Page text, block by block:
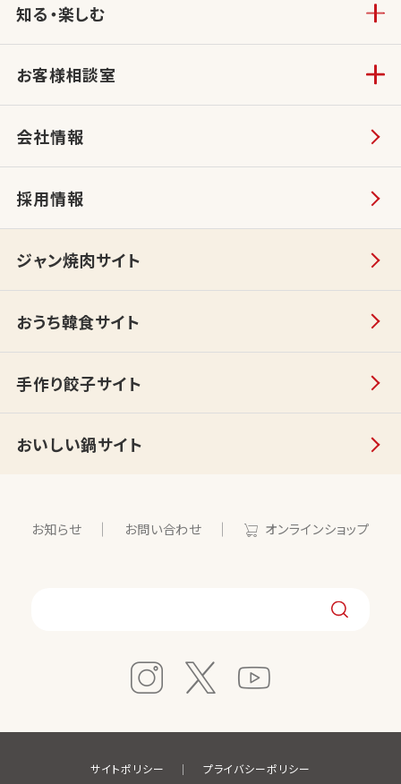
知る・楽しむ
お客様相談室
会社情報
採用情報
ジャン焼肉サイト
おうち韓食サイト
手作り餃子サイト
おいしい鍋サイト
お知らせ お問い合わせ オンラインショップ
サイトポリシー プライバシーポリシー